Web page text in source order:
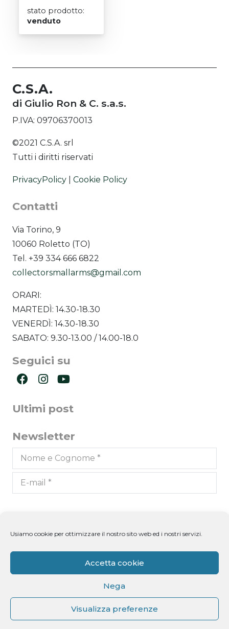
Usiamo cookie per ottimizzare il nostro sito web ed i nostri servizi.
Accetta cookie
Nega
Visualizza preferenze
stato prodotto:
venduto
C.S.A.
di Giulio Ron & C. s.a.s.
P.IVA: 09706370013
©2021 C.S.A. srl
Tutti i diritti riservati
PrivacyPolicy Cookie Policy
Contatti
Via Torino, 9
10060 Roletto (TO)
Tel. +39 334 666 6822
collectorsmallarms@gmail.com
ORARI:
MARTEDÌ: 14.30-18.30
VENERDÌ: 14.30-18.30
SABATO: 9.30-13.00 / 14.00-18.0
Seguici su
Ultimi post
Newsletter
sensi dell'art. 13 del D.lgs. n. 196/2003 e di